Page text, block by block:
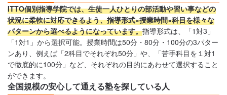
ITTO個別指導学院では、生徒一人ひとりの部活動や習い事などの
状況に柔軟に対応できるよう、指導形式×授業時間×科目を様々な
パターンから選べるようになっています。指導形式は、「1対3」
「1対1」から選択可能。授業時間は50分・80分・100分の3パター
ンあり、例えば「2科目でそれぞれ50分」や、「苦手科目を１対1
で徹底的に100分」など、それぞれの目的にあわせて選択すること
ができます。
全国規模の安心して通える塾を探している人